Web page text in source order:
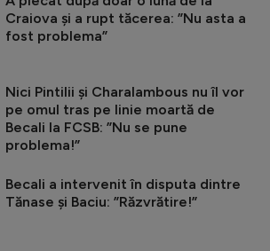
Craiova și a rupt tăcerea: ”Nu asta a
fost problema”
Nici Pintilii și Charalambous nu îl vor
pe omul tras pe linie moartă de
Becali la FCSB: ”Nu se pune
problema!”
Becali a intervenit în disputa dintre
Tănase și Baciu: ”Răzvrătire!”